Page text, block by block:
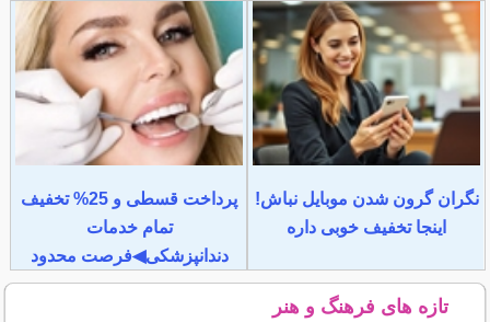
نگران گرون شدن موبایل نباش!
اینجا تخفیف خوبی داره
پرداخت قسطی و 25% تخفیف
تمام خدمات
دندانپزشکی◀فرصت محدود
تازه های فرهنگ و هنر